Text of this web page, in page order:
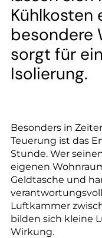
Kühlkosten
besondere
sorgt für
Isolierung.
Besonders in
Teuerung ist das
Stunde. Wer
eigenen
Geldtasche und
Luftkammer
bilden sich kleine
Wirkung.